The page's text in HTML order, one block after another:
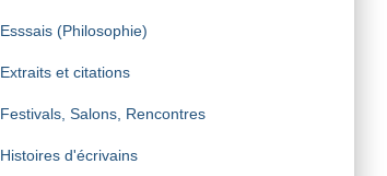
Esssais (Philosophie)
Extraits et citations
Festivals, Salons, Rencontres
Histoires d'écrivains